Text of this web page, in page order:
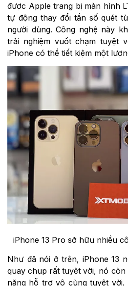
được Apple trang bị màn hình
tự động thay đổi tần số quét
người dùng. Công nghệ này
trải nghiệm vuốt chạm tuyệt
iPhone có thể tiết kiệm một
iPhone 13 Pro sở hữu nhiều
Như đã nói ở trên, iPhone 13
quay chụp rất tuyệt vời, nó
năng hỗ trợ vô cùng tuyệt